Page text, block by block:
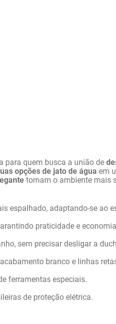
para quem busca a união de
opções de jato de água em
tornam o ambiente mais
espalhado, adaptando-se ao
praticidade e
sem precisar desligar a
branco e linhas
ferramentas especiais.
de proteção elétrica.